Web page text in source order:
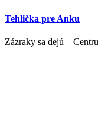
Tehlička pre Anku
Zázraky sa dejú –